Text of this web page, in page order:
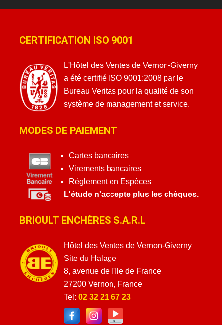
CERTIFICATION ISO 9001
L'Hôtel des Ventes de Vernon-Giverny
a été certifié ISO 9001:2008 par le
Bureau Veritas pour la qualité de son
système de management et service.
MODES DE PAIEMENT
Cartes bancaires
Virements bancaires
Réglement en Espèces
L'étude n'accepte plus les chèques.
BRIOULT ENCHÈRES S.A.R.L
Hôtel des Ventes de Vernon-Giverny
Site du Halage
8, avenue de l'Ile de France
27200 Vernon, France
Tel: 02 32 21 67 23